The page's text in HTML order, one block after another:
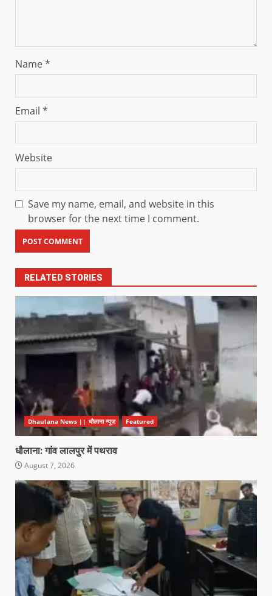
Name*
Email *
Website
Save my name, email, and website in this
browser for the next time I comment.
RELATED STORIES
Dhaulana News || धौलाना न्यूज़ Featured
धौलाना: गांव लालपुर में पथराव
August 7, 2026